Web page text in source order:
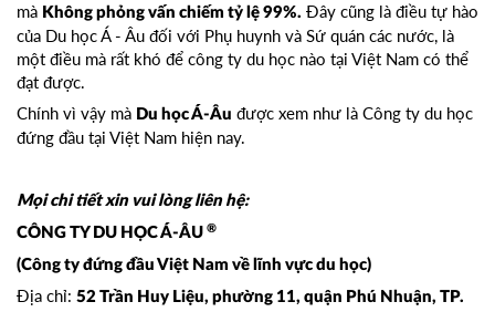
mà Không phỏng vấn chiếm tỷ lệ 99%. Đây cũng là điều tự hào
của Du học Á - Âu đối với Phụ huynh và Sứ quán các nước, là
một điều mà rất khó để công ty du học nào tại Việt Nam có thể
đạt được.
Chính vì vậy mà Du học Á-Âu được xem như là Công ty du học
đứng đầu tại Việt Nam hiện nay.
Mọi chi tiết xin vui lòng liên hệ:
CÔNG TY DU HỌC Á-ÂU ®
(Công ty đứng đầu Việt Nam về lĩnh vực du học)
Địa chỉ: 52 Trần Huy Liệu, phường 11, quận Phú Nhuận, TP.